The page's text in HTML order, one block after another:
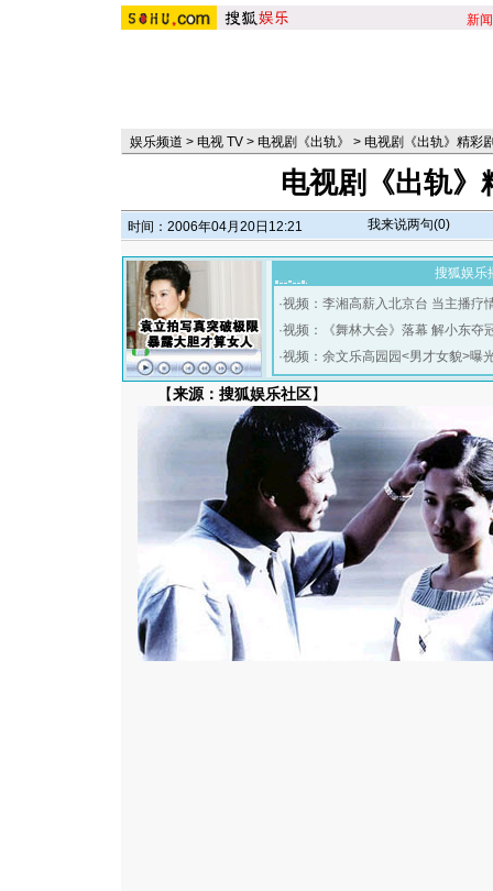
新闻
娱乐频道 > 电视 TV > 电视剧《出轨》 > 电视剧《出轨》精彩
电视剧《出轨》
时间：2006年04月20日12:21 我来说两句(0)
搜狐娱乐
·视频：李湘高薪入北京台 当主播疗
·视频：《舞林大会》落幕 解小东夺
·视频：余文乐高园园<男才女貌>曝
【来源：搜狐娱乐社区】